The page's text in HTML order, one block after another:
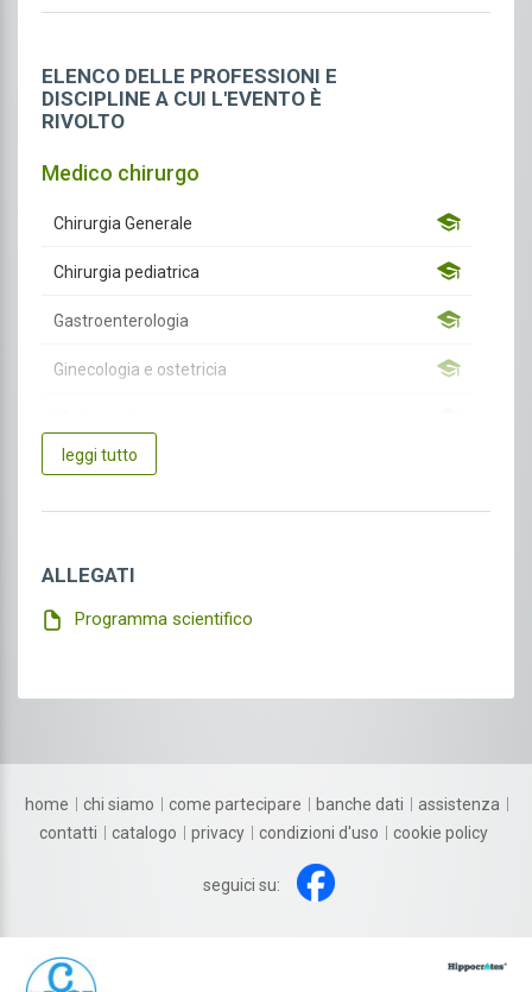
ELENCO DELLE PROFESSIONI E
DISCIPLINE A CUI L'EVENTO È
RIVOLTO
Medico chirurgo
Chirurgia Generale
Chirurgia pediatrica
Gastroenterologia
Ginecologia e ostetricia
Medicina dello sport
Medicina fisica e riabilitazione
Medicina generale (Medici di famiglia)
Nefrologia
Radiodiagnostica
leggi tutto
ALLEGATI
Programma scientifico
home chi siamo come partecipare banche dati
assistenza
contatti
catalogo privacy condizioni d'uso cookie policy
seguici su: